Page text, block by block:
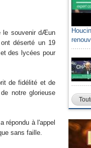
le souvenir dÆun
déserté un 19
des lycées pour
de fidélité et de
notre glorieuse
répondu à l'appel
sans faille.
Sami